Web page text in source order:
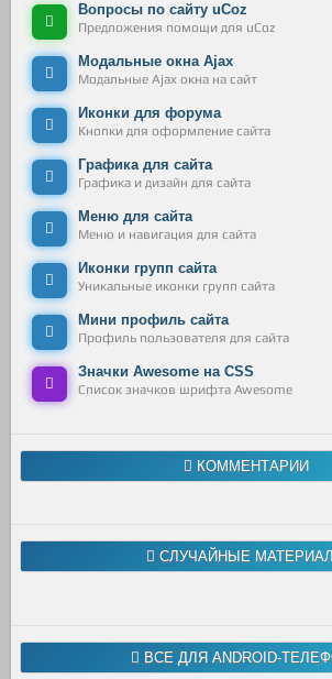
Вопросы по сайту uCoz
Предложения помощи для uCoz
Модальные окна Ajax
Модальные Ajax окна на сайт
Иконки для форума
Кнопки для оформление сайта
Графика для сайта
Графика и дизайн для сайта
Меню для сайта
Меню и навигация для сайта
Иконки групп сайта
Уникальные иконки групп сайта
Мини профиль сайта
Профиль пользователя для сайта
Значки Awesome на CSS
Список значков шрифта Awesome
КОММЕНТАРИИ
СЛУЧАЙНЫЕ
ВСЕ ДЛЯ ANDROID-